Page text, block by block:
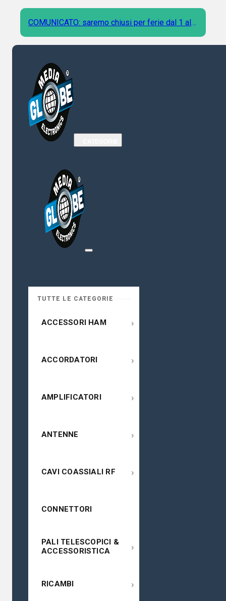
COMUNICATO: saremo chiusi per ferie dal 1 al 9
Agosto
TUTTE LE CATEGORIE
ACCESSORI HAM ›
ACCORDATORI ›
AMPLIFICATORI ›
ANTENNE ›
CAVI COASSIALI RF ›
CONNETTORI
PALI TELESCOPICI &
ACCESSORISTICA
›
RICAMBI ›